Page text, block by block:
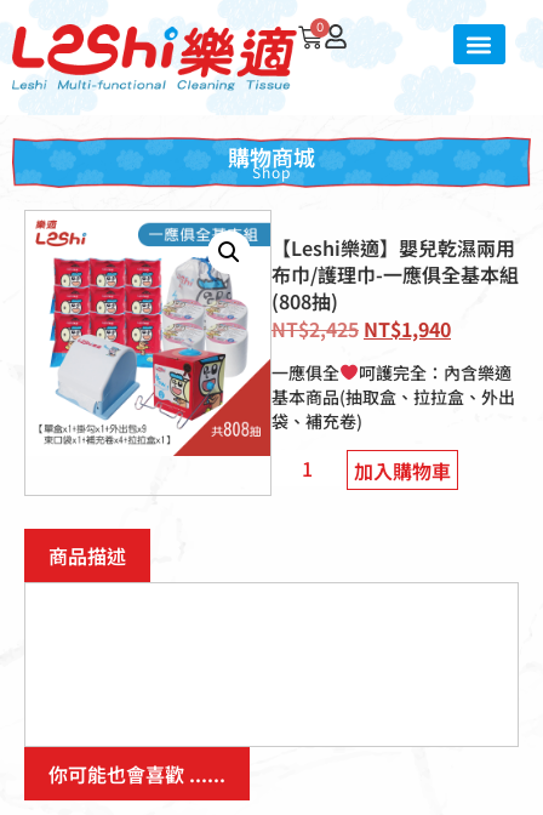
0
購物商城
Shop
【Leshi樂適】嬰兒乾濕兩用
布巾/護理巾-一應俱全基本組
(808抽)
NT$2,425 NT$1,940
一應俱全
呵護完全：內含樂適
基本商品(抽取盒、拉拉盒、外出
袋、補充卷)
加入購物車
商品描述
你可能也會喜歡 ......